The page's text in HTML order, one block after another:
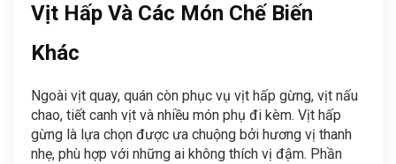
Vịt Hấp Và Các Món Chế Biến
Khác
Ngoài vịt quay, quán còn phục vụ vịt hấp gừng, vịt nấu
chao, tiết canh vịt và nhiều món phụ đi kèm. Vịt hấp
gừng là lựa chọn được ưa chuộng bởi hương vị thanh
nhẹ, phù hợp với những ai không thích vị đậm. Phần